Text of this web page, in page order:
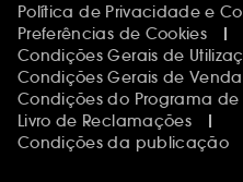
Política de Privacidade e
Preferências de Cookies
Condições Gerais de
Condições Gerais de Venda
Condições do Programa
Livro de Reclamações
Condições da publicação